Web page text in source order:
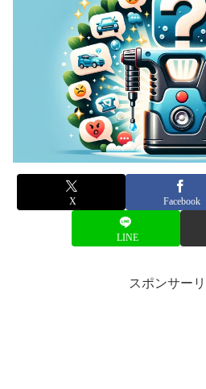
X Facebook
LINE
スポンサー